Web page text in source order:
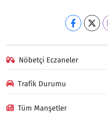
Nöbetçi Eczaneler
Trafik Durumu
Tüm Manşetler